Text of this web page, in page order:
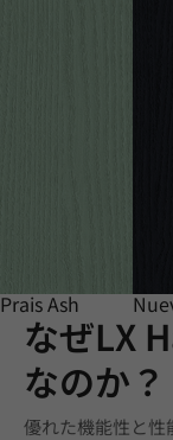
Prais Ash
なぜLX
なのか？
優れた機能性と性